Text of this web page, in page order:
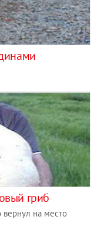
гриб
вернул на место